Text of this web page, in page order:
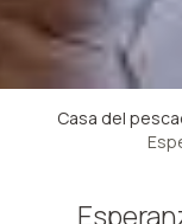
Casa del